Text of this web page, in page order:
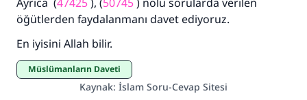
öğütlerden faydalanmanı davet ediyoruz.
En iyisini Allah bilir.
Müslümanların Daveti
Kaynak: İslam Soru-Cevap Sitesi